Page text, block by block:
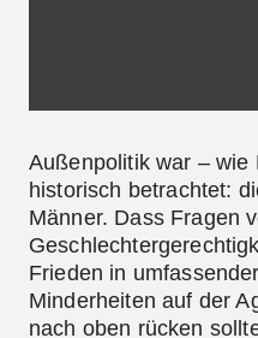
Außenpolitik war – wie
historisch betrachtet:
Männer. Dass Fragen
Frieden in
Minderheiten auf der
nach oben rücken